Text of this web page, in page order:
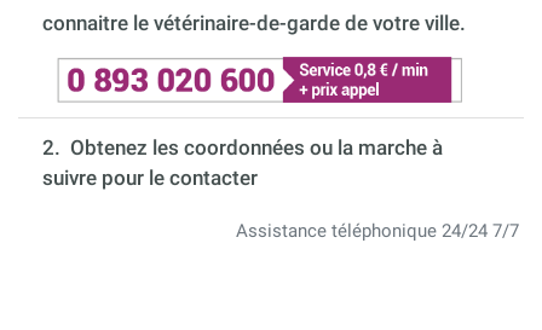
connaitre le vétérinaire-de-garde de votre ville.
2. Obtenez les coordonnées ou la marche à
suivre pour le contacter
Assistance téléphonique 24/24 7/7